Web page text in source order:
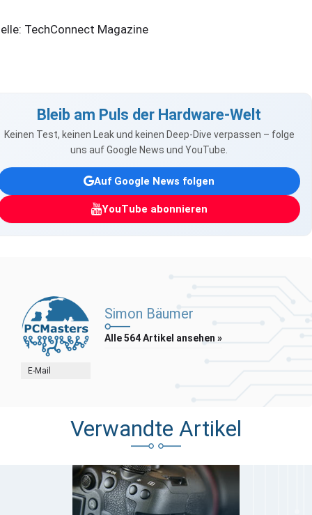
TechConnect Magazine
Bleib am Puls der Hardware-Welt
Keinen Test, keinen Leak und keinen Deep-Dive verpassen – folge
uns auf Google News und YouTube.
Auf Google News folgen
YouTube abonnieren
E-Mail
Simon Bäumer
Alle 564 Artikel ansehen »
Verwandte Artikel